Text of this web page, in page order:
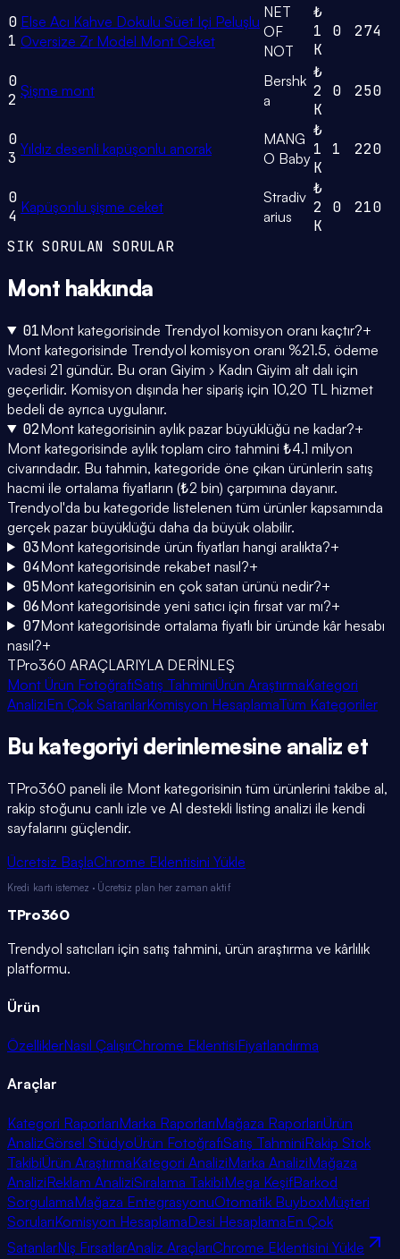
0
1
Else Acı Kahve Dokulu Süet Içi Peluşlu
Oversize Zr Model Mont Ceket
NET
OF
NOT
₺
1
K
0 274
0
2 Şişme mont
Bershk
a
₺
2
K
0 250
0
3 Yıldız desenli kapüşonlu anorak
MANG
O Baby
₺
1
K
1 220
0
4 Kapüşonlu şişme ceket
Stradiv
arius
₺
2
K
0 210
SIK SORULAN SORULAR
Mont hakkında
01Mont kategorisinde Trendyol komisyon oranı kaçtır?+
Mont kategorisinde Trendyol komisyon oranı %21.5, ödeme
vadesi 21 gündür. Bu oran Giyim › Kadın Giyim alt dalı için
geçerlidir. Komisyon dışında her sipariş için 10,20 TL hizmet
bedeli de ayrıca uygulanır.
02Mont kategorisinin aylık pazar büyüklüğü ne kadar?+
Mont kategorisinde aylık toplam ciro tahmini ₺4.1 milyon
civarındadır. Bu tahmin, kategoride öne çıkan ürünlerin satış
hacmi ile ortalama fiyatların (₺2 bin) çarpımına dayanır.
Trendyol'da bu kategoride listelenen tüm ürünler kapsamında
gerçek pazar büyüklüğü daha da büyük olabilir.
03Mont kategorisinde ürün fiyatları hangi aralıkta?+
04Mont kategorisinde rekabet nasıl?+
05Mont kategorisinin en çok satan ürünü nedir?+
06Mont kategorisinde yeni satıcı için fırsat var mı?+
07Mont kategorisinde ortalama fiyatlı bir üründe kâr hesabı
nasıl?+
TPro360 ARAÇLARIYLA DERİNLEŞ
Mont Ürün FotoğrafıSatış TahminiÜrün AraştırmaKategori
AnaliziEn Çok SatanlarKomisyon HesaplamaTüm Kategoriler
Bu kategoriyi derinlemesine analiz et
TPro360 paneli ile Mont kategorisinin tüm ürünlerini takibe al,
rakip stoğunu canlı izle ve AI destekli listing analizi ile kendi
sayfalarını güçlendir.
Ücretsiz BaşlaChrome Eklentisini Yükle
Kredi kartı istemez · Ücretsiz plan her zaman aktif
TPro360
Trendyol satıcıları için satış tahmini, ürün araştırma ve kârlılık
platformu.
Ürün
ÖzelliklerNasıl ÇalışırChrome EklentisiFiyatlandırma
Araçlar
Kategori RaporlarıMarka RaporlarıMağaza RaporlarıÜrün
AnalizGörsel StüdyoÜrün FotoğrafıSatış TahminiRakip Stok
TakibiÜrün AraştırmaKategori AnaliziMarka AnaliziMağaza
AnaliziReklam AnaliziSıralama TakibiMega KeşifBarkod
SorgulamaMağaza EntegrasyonuOtomatik BuyboxMüşteri
SorularıKomisyon HesaplamaDesi HesaplamaEn Çok
SatanlarNiş FırsatlarAnaliz AraçlarıChrome Eklentisini Yükle